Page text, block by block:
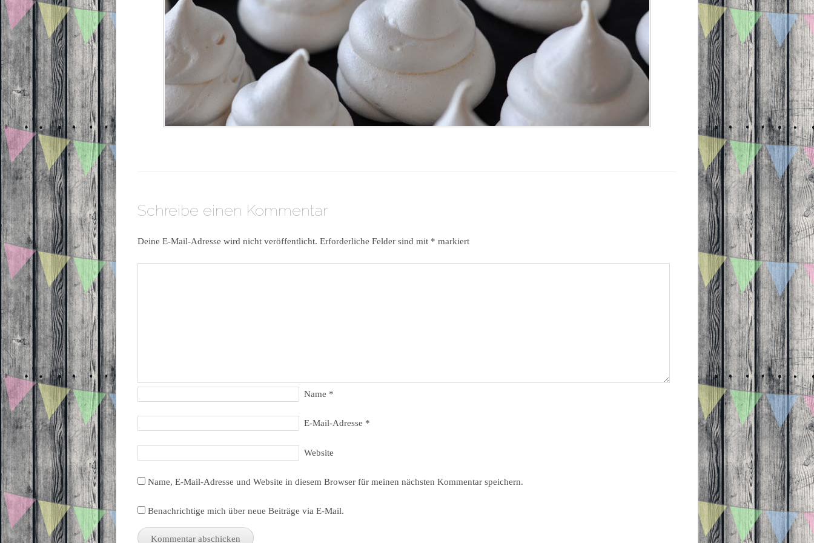
Schreibe einen Kommentar
Deine E-Mail-Adresse wird nicht veröffentlicht. Erforderliche Felder sind mit * markiert
Name *
E-Mail-Adresse *
Website
Name, E-Mail-Adresse und Website in diesem Browser für meinen nächsten Kommentar speichern.
Benachrichtige mich über neue Beiträge via E-Mail.